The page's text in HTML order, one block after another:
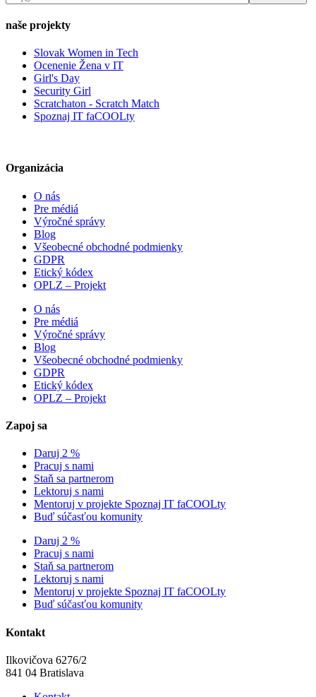
naše projekty
Slovak Women in Tech
Ocenenie Žena v IT
Girl's Day
Security Girl
Scratchaton - Scratch Match
Spoznaj IT faCOOLty
Organizácia
O nás
Pre médiá
Výročné správy
Blog
Všeobecné obchodné podmienky
GDPR
Etický kódex
OPLZ – Projekt
O nás
Pre médiá
Výročné správy
Blog
Všeobecné obchodné podmienky
GDPR
Etický kódex
OPLZ – Projekt
Zapoj sa
Daruj 2 %
Pracuj s nami
Staň sa partnerom
Lektoruj s nami
Mentoruj v projekte Spoznaj IT faCOOLty
Buď súčasťou komunity
Daruj 2 %
Pracuj s nami
Staň sa partnerom
Lektoruj s nami
Mentoruj v projekte Spoznaj IT faCOOLty
Buď súčasťou komunity
Kontakt
Ilkovičova 6276/2
841 04 Bratislava